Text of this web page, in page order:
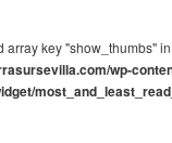
array key "show_thumbs" in
wp-